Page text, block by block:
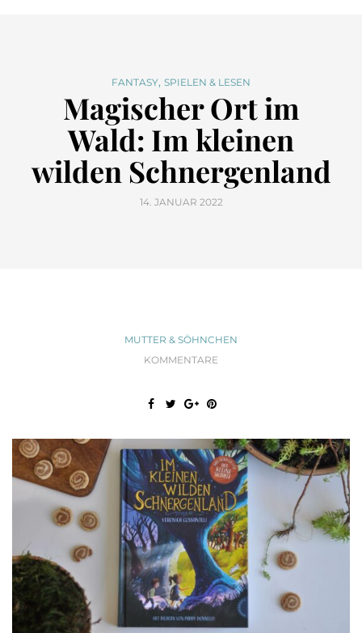
FANTASY, SPIELEN & LESEN
Magischer Ort im
Wald: Im kleinen
wilden Schnergenland
14. JANUAR 2022
MUTTER & SÖHNCHEN
KOMMENTARE